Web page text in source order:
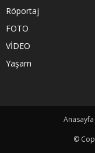
Röportaj
FOTO
VİDEO
Yaşam
Anasayfa
©